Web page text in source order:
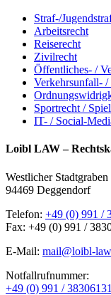
Straf-/
Arbeitsrecht
Reiserecht
Zivilrecht
Öffentliches- /
Verkehrsunfall- /
Sportrecht /
IT- / Social-
Loibl LAW –
Westlicher Stadtgraben
94469 Deggendorf
Telefon: +49 (0) 991 /
Fax: +49 (0) 991 /
E-Mail: mail@loibl-
Notfallrufnummer:
+49 (0) 991 / 38306131